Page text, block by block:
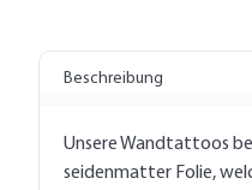
Beschreibung
Unsere Wandtattoos
seidenmatter Folie,